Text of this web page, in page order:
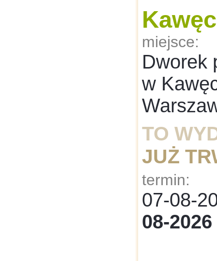
miejsce:
Dworek
w
TO
JUŻ
termin:
07-08-
08-2026